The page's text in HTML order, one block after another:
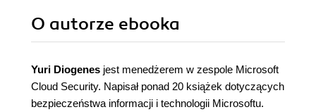
O autorze ebooka
Yuri Diogenes jest menedżerem w zespole Microsoft
Cloud Security. Napisał ponad 20 książek dotyczących
bezpieczeństwa informacji i technologii Microsoftu.